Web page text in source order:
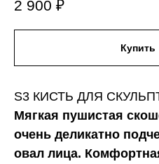
2 900 ₽
Купить
S3 КИСТЬ ДЛЯ
Мягкая пушистая
очень деликатно
овал лица.